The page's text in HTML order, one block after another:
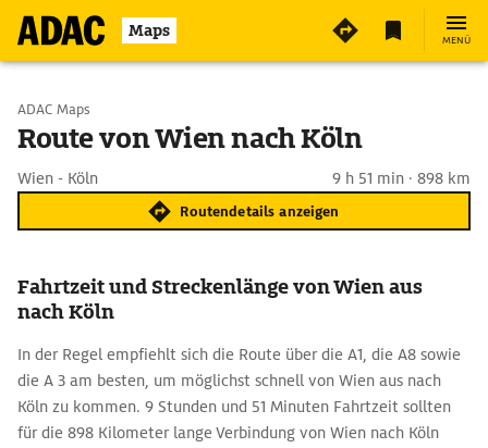
Maps MENÜ
Start wählen
ADAC Maps
Route von Wien nach Köln
Wien - Köln 9 h 51 min · 898 km
Routendetails anzeigen
Fahrtzeit und Streckenlänge von Wien aus
nach Köln
In der Regel empfiehlt sich die Route über die A1, die A8 sowie
die A 3 am besten, um möglichst schnell von Wien aus nach
Köln zu kommen. 9 Stunden und 51 Minuten Fahrtzeit sollten
für die 898 Kilometer lange Verbindung von Wien nach Köln